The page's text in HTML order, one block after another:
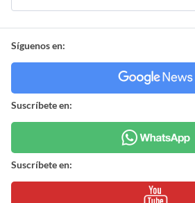
Síguenos en:
Suscríbete en:
Suscríbete en: